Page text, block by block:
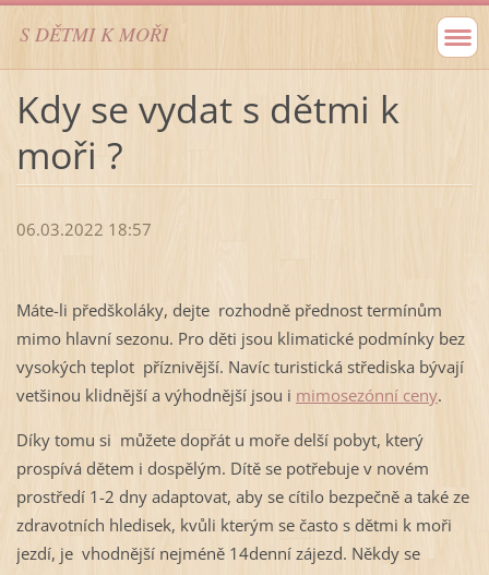
S DĚTMI K MOŘI
Kdy se vydat s dětmi k
moři ?
06.03.2022 18:57
Máte-li předškoláky, dejte rozhodně přednost termínům
mimo hlavní sezonu. Pro děti jsou klimatické podmínky bez
vysokých teplot příznivější. Navíc turistická střediska bývají
vetšinou klidnější a výhodnější jsou i mimosezónní ceny.
Díky tomu si můžete dopřát u moře delší pobyt, který
prospívá dětem i dospělým. Dítě se potřebuje v novém
prostředí 1-2 dny adaptovat, aby se cítilo bezpečně a také ze
zdravotních hledisek, kvůli kterým se často s dětmi k moři
jezdí, je vhodnější nejméně 14denní zájezd. Někdy se